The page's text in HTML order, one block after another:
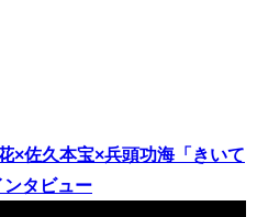
×佐久本宝×兵頭功海「きいて
ンタビュー